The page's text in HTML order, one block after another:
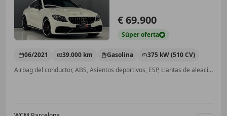
€ 69.900
Súperoferta
06/2021 39.000 km Gasolina
375 kW (510 CV)
Airbag del conductor, ABS, Asientos deportivos, ESP, Llantas de aleación, Elevalunas eléctrico